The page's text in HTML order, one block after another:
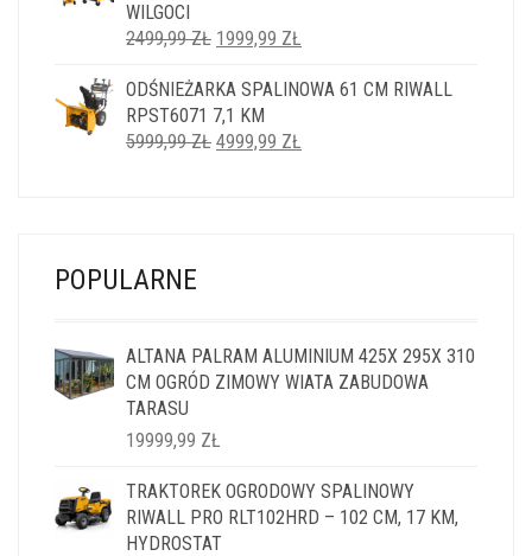
WILGOCI
2499,99ZŁ PIERWOTNA
WYNOSIŁA:
2499,99 ZŁ.
1999,99 ZŁ
WYNOSI:
ODŚNIEŻARKA SPALINOWA 61 CM RIWALL
RPST6071 7,1 KM
5999,99ZŁ PIERWOTNA
4999,99 ZŁ
POPULARNE
ALTANA PALRAM ALUMINIUM 425X 295X 310
CM OGRÓD ZIMOWY WIATA ZABUDOWA
TARASU
19999,99 ZŁ
TRAKTOREK OGRODOWY SPALINOWY
RIWALL PRO RLT102HRD – 102 CM, 17 KM,
HYDROSTAT